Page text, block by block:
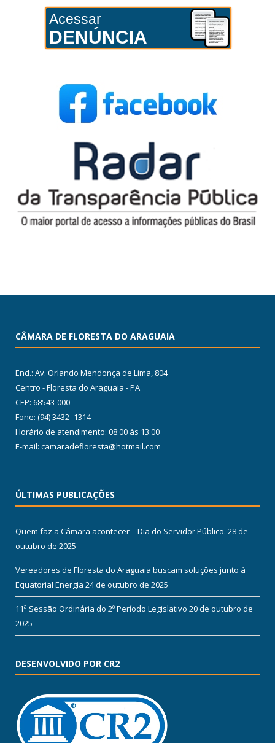
Acessar
DENÚNCIA
CÂMARA DE FLORESTA DO ARAGUAIA
End.: Av. Orlando Mendonça de Lima, 804
Centro - Floresta do Araguaia - PA
CEP: 68543-000
Fone: (94) 3432–1314
Horário de atendimento: 08:00 às 13:00
E-mail: camaradefloresta@hotmail.com
ÚLTIMAS PUBLICAÇÕES
Quem faz a Câmara acontecer – Dia do Servidor Público. 28 de
outubro de 2025
Vereadores de Floresta do Araguaia buscam soluções junto à
Equatorial Energia 24 de outubro de 2025
11ª Sessão Ordinária do 2º Período Legislativo 20 de outubro de
2025
DESENVOLVIDO POR CR2